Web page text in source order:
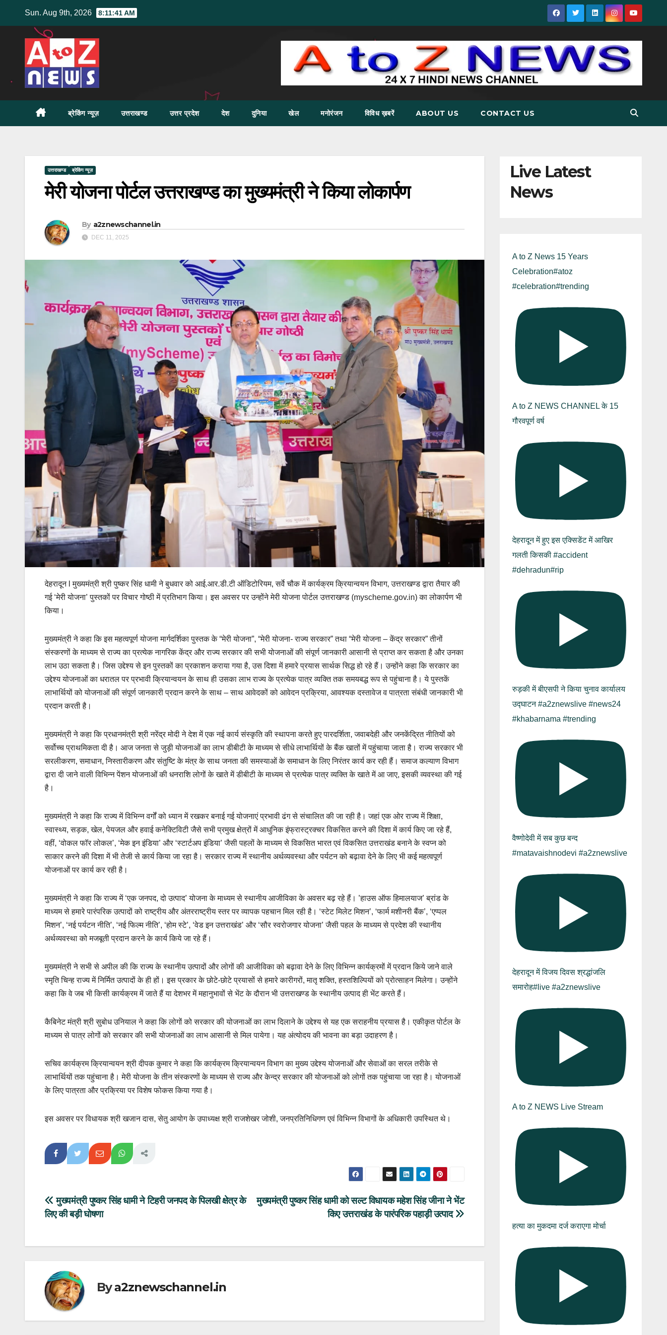
content
Sun. Aug 9th, 2026 8:11:43 AM
ब्रेकिंग न्यूज़ उत्तराखण्ड उत्तर प्रदेश देश दुनिया खेल मनोरंजन विविध ख़बरें ABOUT US CONTACT US
उत्तराखण्ड ब्रेकिंग न्यूज़
मेरी योजना पोर्टल उत्तराखण्ड का मुख्यमंत्री ने किया लोकार्पण
By a2znewschannel.in
DEC 11, 2025
देहरादून l मुख्यमंत्री श्री पुष्कर सिंह धामी ने बुधवार को आई.आर.डी.टी ऑडिटोरियम, सर्वे चौक में कार्यक्रम क्रियान्वयन विभाग, उत्तराखण्ड द्वारा तैयार की
गई ‘मेरी योजना’ पुस्तकों पर विचार गोष्ठी में प्रतिभाग किया। इस अवसर पर उन्होंने मेरी योजना पोर्टल उत्तराखण्ड (myscheme.gov.in) का लोकार्पण भी
किया।
मुख्यमंत्री ने कहा कि इस महत्वपूर्ण योजना मार्गदर्शिका पुस्तक के “मेरी योजना”, “मेरी योजना- राज्य सरकार” तथा “मेरी योजना – केंद्र सरकार” तीनों
संस्करणों के माध्यम से राज्य का प्रत्येक नागरिक केंद्र और राज्य सरकार की सभी योजनाओं की संपूर्ण जानकारी आसानी से प्राप्त कर सकता है और उनका
लाभ उठा सकता है। जिस उद्देश्य से इन पुस्तकों का प्रकाशन कराया गया है, उस दिशा में हमारे प्रयास सार्थक सिद्ध हो रहे हैं। उन्होंने कहा कि सरकार का
उद्देश्य योजनाओं का धरातल पर प्रभावी क्रियान्वयन के साथ ही उसका लाभ राज्य के प्रत्येक पात्र व्यक्ति तक समयबद्ध रूप से पहुंचाना है। ये पुस्तकें
लाभार्थियों को योजनाओं की संपूर्ण जानकारी प्रदान करने के साथ – साथ आवेदकों को आवेदन प्रक्रिया, आवश्यक दस्तावेज व पात्रता संबंधी जानकारी भी
प्रदान करती है।
मुख्यमंत्री ने कहा कि प्रधानमंत्री श्री नरेंद्र मोदी ने देश में एक नई कार्य संस्कृति की स्थापना करते हुए पारदर्शिता, जवाबदेही और जनकेंद्रित नीतियों को
सर्वोच्च प्राथमिकता दी है। आज जनता से जुड़ी योजनाओं का लाभ डीबीटी के माध्यम से सीधे लाभार्थियों के बैंक खातों में पहुंचाया जाता है। राज्य सरकार भी
सरलीकरण, समाधान, निस्तारीकरण और संतुष्टि के मंत्र के साथ जनता की समस्याओं के समाधान के लिए निरंतर कार्य कर रही हैं। समाज कल्याण विभाग
द्वारा दी जाने वाली विभिन्न पेंशन योजनाओं की धनराशि लोगों के खाते में डीबीटी के माध्यम से प्रत्येक पात्र व्यक्ति के खाते में आ जाए, इसकी व्यवस्था की गई
है।
मुख्यमंत्री ने कहा कि राज्य में विभिन्न वर्गों को ध्यान में रखकर बनाई गई योजनाएं प्रभावी ढंग से संचालित की जा रही है। जहां एक ओर राज्य में शिक्षा,
स्वास्थ्य, सड़क, खेल, पेयजल और हवाई कनेक्टिविटी जैसे सभी प्रमुख क्षेत्रों में आधुनिक इंफ्रास्ट्रक्चर विकसित करने की दिशा में कार्य किए जा रहे हैं,
वहीं, ‘वोकल फॉर लोकल’, ‘मेक इन इंडिया’ और ‘स्टार्टअप इंडिया’ जैसी पहलों के माध्यम से विकसित भारत एवं विकसित उत्तराखंड बनाने के स्वप्न को
साकार करने की दिशा में भी तेजी से कार्य किया जा रहा है। सरकार राज्य में स्थानीय अर्थव्यवस्था और पर्यटन को बढ़ावा देने के लिए भी कई महत्वपूर्ण
योजनाओं पर कार्य कर रही है।
मुख्यमंत्री ने कहा कि राज्य में ‘एक जनपद, दो उत्पाद’ योजना के माध्यम से स्थानीय आजीविका के अवसर बढ़ रहे हैं। ’हाउस ऑफ हिमालयाज’ ब्रांड के
माध्यम से हमारे पारंपरिक उत्पादों को राष्ट्रीय और अंतरराष्ट्रीय स्तर पर व्यापक पहचान मिल रही है। ‘स्टेट मिलेट मिशन’, ‘फार्म मशीनरी बैंक’, ‘एप्पल
मिशन’, ‘नई पर्यटन नीति’, ‘नई फिल्म नीति’, ‘होम स्टे’, ‘वेड इन उत्तराखंड’ और ‘सौर स्वरोजगार योजना’ जैसी पहल के माध्यम से प्रदेश की स्थानीय
अर्थव्यवस्था को मजबूती प्रदान करने के कार्य किये जा रहे हैं।
मुख्यमंत्री ने सभी से अपील की कि राज्य के स्थानीय उत्पादों और लोगों की आजीविका को बढ़ावा देने के लिए विभिन्न कार्यक्रमों में प्रदान किये जाने वाले
स्मृति चिन्ह राज्य में निर्मित उत्पादों के ही हों। इस प्रकार के छोटे-छोटे प्रयासों से हमारे कारीगरों, मातृ शक्ति, हस्तशिल्पियों को प्रोत्साहन मिलेगा। उन्होंने
कहा कि वे जब भी किसी कार्यक्रम में जाते हैं या देशभर में महानुभावों से भेंट के दौरान भी उत्तराखण्ड के स्थानीय उत्पाद ही भेंट करते हैं।
कैबिनेट मंत्री श्री सुबोध उनियाल ने कहा कि लोगों को सरकार की योजनाओं का लाभ दिलाने के उद्देश्य से यह एक सराहनीय प्रयास है। एकीकृत पोर्टल के
माध्यम से पात्र लोगों को सरकार की सभी योजनाओं का लाभ आसानी से मिल पायेगा। यह अंत्योदय की भावना का बड़ा उदाहरण है।
सचिव कार्यक्रम क्रियान्वयन श्री दीपक कुमार ने कहा कि कार्यक्रम क्रियान्वयन विभाग का मुख्य उद्देश्य योजनाओं और सेवाओं का सरल तरीके से
लाभार्थियों तक पहुंचाना है। मेरी योजना के तीन संस्करणों के माध्यम से राज्य और केन्द्र सरकार की योजनाओं को लोगों तक पहुंचाया जा रहा है। योजनाओं
के लिए पात्रता और प्रक्रिया पर विशेष फोकस किया गया है।
इस अवसर पर विधायक श्री खजान दास, सेतु आयोग के उपाध्यक्ष श्री राजशेखर जोशी, जनप्रतिनिधिगण एवं विभिन्न विभागों के अधिकारी उपस्थित थे।
Post
navigation
मुख्यमंत्री पुष्कर सिंह धामी को सल्ट विधायक महेश सिंह जीना ने भेंट
किए उत्तराखंड के पारंपरिक पहाड़ी उत्पाद
मुख्यमंत्री पुष्कर सिंह धामी ने टिहरी जनपद के पिलखी क्षेत्र के
लिए की बड़ी घोषणा
Bya2znewschannel.in
Live Latest
News
A to Z News 15 Years
Celebration#atoz
#celebration#trending
A to Z NEWS CHANNEL के 15
गौरवपूर्ण वर्ष
देहरादून में हुए इस एक्सिडेंट में आखिर
गलती किसकी #accident
#dehradun#rip
रुड़की में बीएसपी ने किया चुनाव कार्यालय
उद्घाटन #a2znewslive #news24
#khabarnama #trending
वैष्णोदेवी में सब कुछ बन्द
#matavaishnodevi #a2znewslive
देहरादून में विजय दिवस श्रद्धांजलि
समारोह#live #a2znewslive
A to Z NEWS Live Stream
हत्या का मुकदमा दर्ज कराएगा मोर्चा